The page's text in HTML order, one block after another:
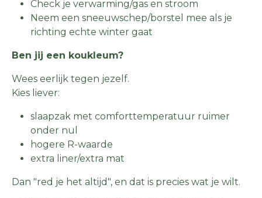
Check je verwarming/gas en stroom
Neem een sneeuwschep/borstel mee als je
richting echte winter gaat
Ben jij een koukleum?
Wees eerlijk tegen jezelf.
Kies liever:
slaapzak met comforttemperatuur ruimer
onder nul
hogere R-waarde
extra liner/extra mat
Dan "red je het altijd", en dat is precies wat je wilt.